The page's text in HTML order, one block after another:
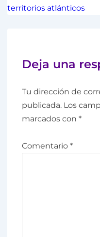
territorios atlánticos
Deja una
Tu dirección de
publicada. Los
marcados con *
Comentario *